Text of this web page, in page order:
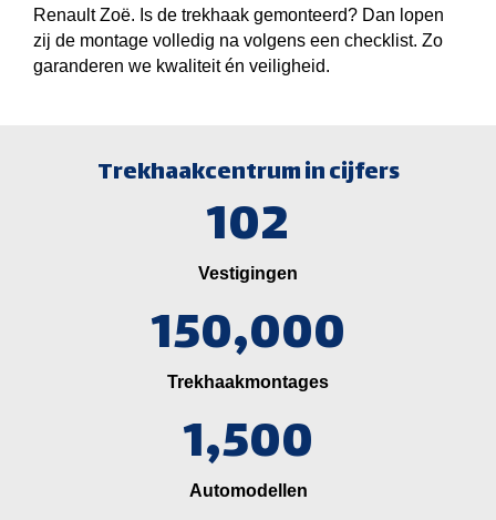
Renault Zoë. Is de trekhaak gemonteerd? Dan lopen
zij de montage volledig na volgens een checklist. Zo
garanderen we kwaliteit én veiligheid.
Trekhaakcentrum in cijfers
102
Vestigingen
150,000
Trekhaakmontages
1,500
Automodellen